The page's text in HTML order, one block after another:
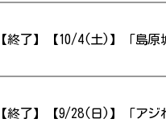
【終了】【10/4(土)】「島原
【終了】【9/28(日)】「アジ